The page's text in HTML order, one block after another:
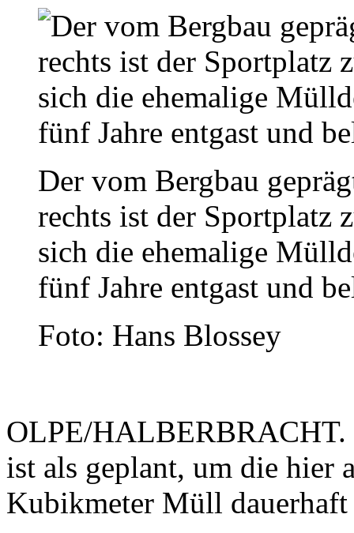
Der vom Bergbau
rechts ist der Sportplatz
sich die ehemalige
fünf Jahre entgast und
Foto: Hans Blossey
OLPE/HALBERBRACHT.
ist als geplant, um die
Kubikmeter Müll dauerhaft